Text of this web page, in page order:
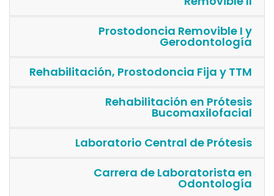
Prostodoncia Removible I y
Gerodontología
Rehabilitación, Prostodoncia Fija y TTM
Rehabilitación en Prótesis
Bucomaxilofacial
Laboratorio Central de Prótesis
Carrera de Laboratorista en
Odontología